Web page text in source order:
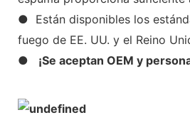
● Están disponibles los
fuego de EE. UU. y el Reino
●
¡Se aceptan OEM y